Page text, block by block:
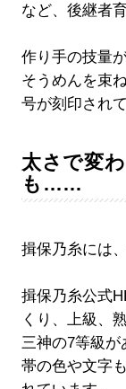
など、後継者
作り手の技量
そうめんを束
号が刻印され
太さで変
も……
揖保乃糸には
揖保乃糸公式
くり、上級、
三神の7等級が
帯の色や文字